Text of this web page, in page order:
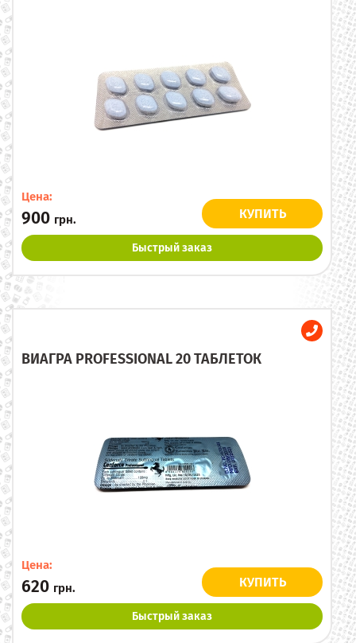
Цена:
900 грн. КУПИТЬ
Быстрый заказ
ВИАГРА PROFESSIONAL 20 ТАБЛЕТОК
Цена:
620 грн. КУПИТЬ
Быстрый заказ